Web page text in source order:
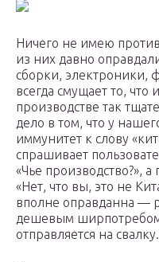
Ничего не имею
из них давно
сборки, электроники,
всегда смущает то,
производстве так
дело в том, что у
иммунитет к слову
спрашивает
«Чье производство?»,
«Нет, что вы, это не
вполне оправданна —
дешевым
отправляется на свалку.